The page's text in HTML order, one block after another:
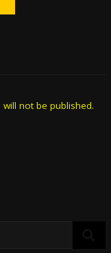
not be published.